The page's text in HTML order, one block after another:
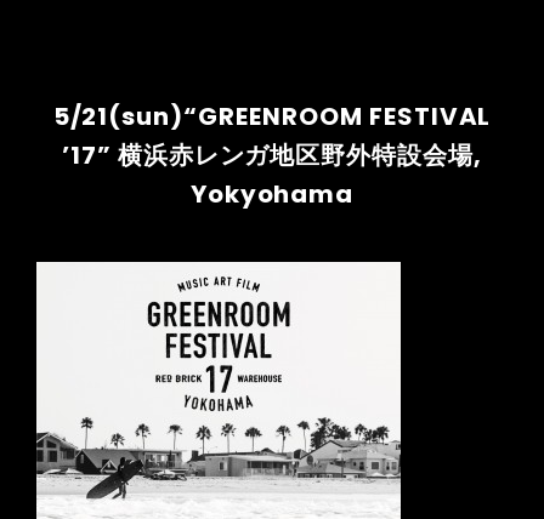
5/21(sun)“GREENROOM FESTIVAL
’17” 横浜赤レンガ地区野外特設会場,
Yokyohama